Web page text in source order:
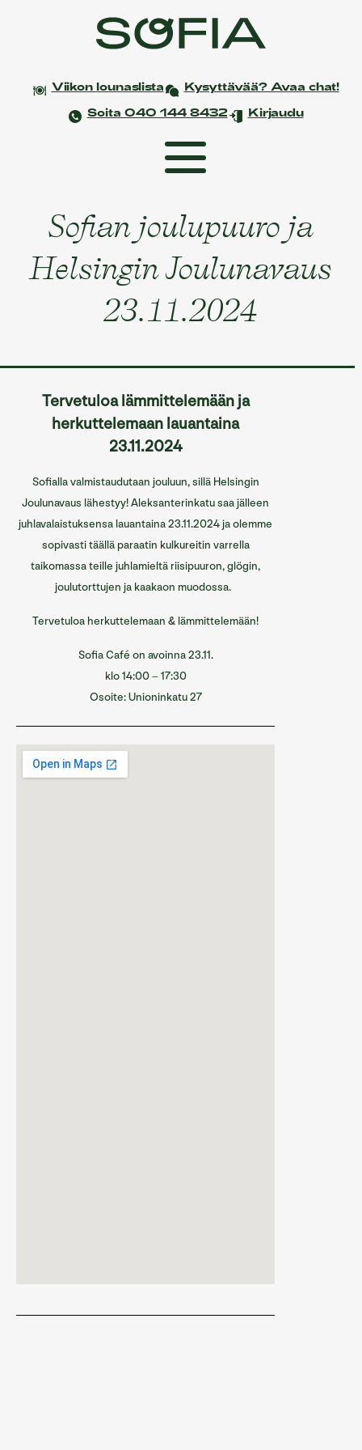
Viikon lounaslista
Kysyttävää? Avaa chat!
Soita 040 144 8432
Kirjaudu
Etusivu
Coworking
Tapahtumat ja kokoukset
Yksityistilaisuudet
Sofian tilat
Info/Historia
Yhteystiedot
Sofian joulupuuro ja
Helsingin Joulunavaus
23.11.2024
Tervetuloa lämmittelemään ja
herkuttelemaan lauantaina
23.11.2024
Sofialla valmistaudutaan jouluun, sillä Helsingin
Joulunavaus lähestyy! Aleksanterinkatu saa jälleen
juhlavalaistuksensa lauantaina 23.11.2024 ja olemme
sopivasti täällä paraatin kulkureitin varrella
taikomassa teille juhlamieltä riisipuuron, glögin,
joulutorttujen ja kaakaon muodossa.
Tervetuloa herkuttelemaan & lämmittelemään!
Sofia Café on avoinna 23.11.
klo 14:00 – 17:30
Osoite: Unioninkatu 27